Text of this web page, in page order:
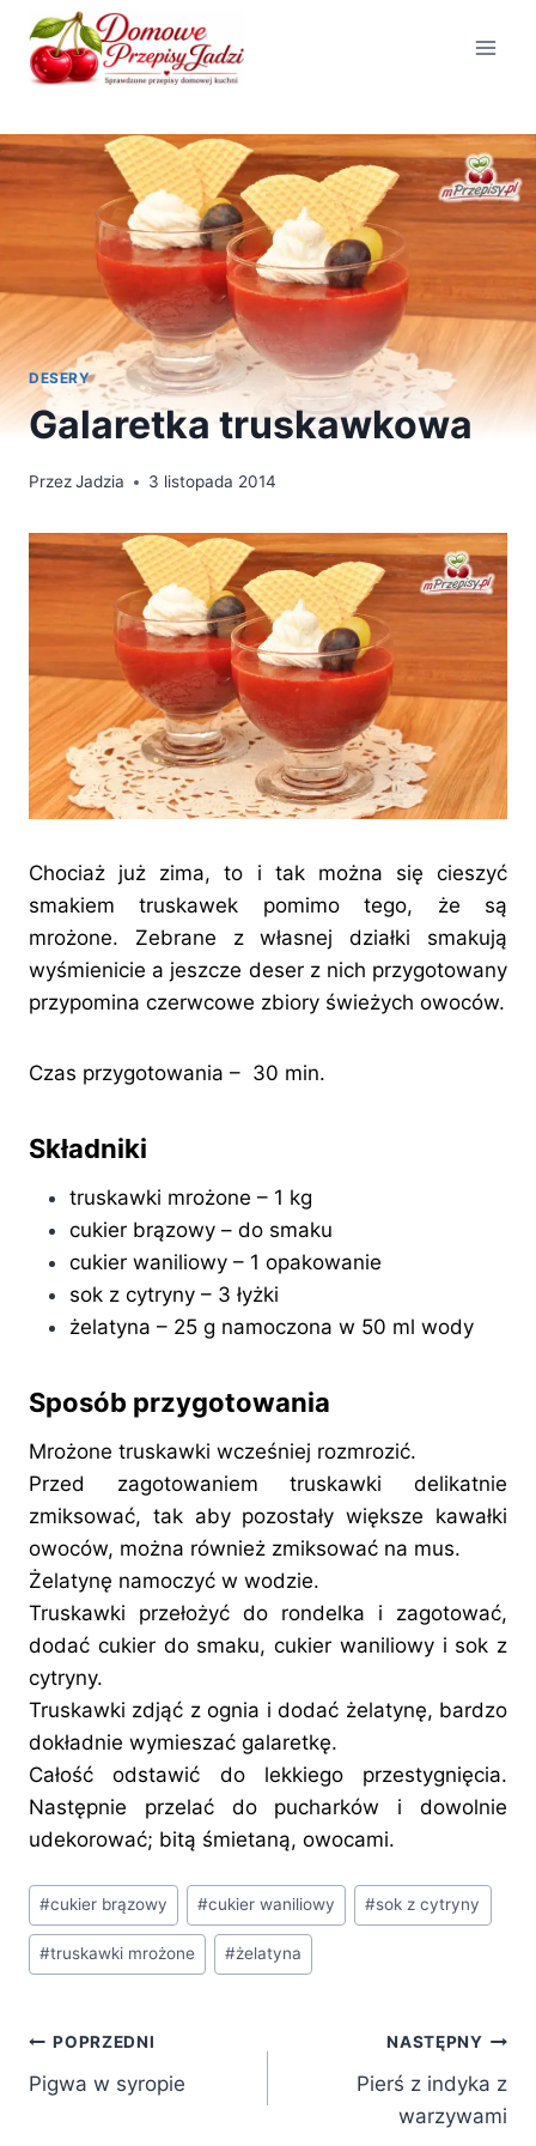
Przejdź
treści
DESERY
Galaretka truskawkowa
PrzezJadzia 3 listopada 2014
Chociaż już zima, to i tak można się cieszyć
smakiem truskawek pomimo tego, że są
mrożone. Zebrane z własnej działki smakują
wyśmienicie a jeszcze deser z nich przygotowany
przypomina czerwcowe zbiory świeżych owoców.
Czas przygotowania – 30 min.
Składniki
truskawki mrożone – 1 kg
cukier brązowy – do smaku
cukier waniliowy – 1 opakowanie
sok z cytryny – 3 łyżki
żelatyna – 25 g namoczona w 50 ml wody
Sposób przygotowania
Mrożone truskawki wcześniej rozmrozić.
Przed zagotowaniem truskawki delikatnie
zmiksować, tak aby pozostały większe kawałki
owoców, można również zmiksować na mus.
Żelatynę namoczyć w wodzie.
Truskawki przełożyć do rondelka i zagotować,
dodać cukier do smaku, cukier waniliowy i sok z
cytryny.
Truskawki zdjąć z ognia i dodać żelatynę, bardzo
dokładnie wymieszać galaretkę.
Całość odstawić do lekkiego przestygnięcia.
Następnie przelać do pucharków i dowolnie
udekorować; bitą śmietaną, owocami.
Tagi
wpisu:
#cukier brązowy #cukier waniliowy #sok z cytryny
#truskawki mrożone #żelatyna
Nawigacja
wpisu
POPRZEDNI
Pigwa w syropie
NASTĘPNY
Pierś z indyka z
warzywami